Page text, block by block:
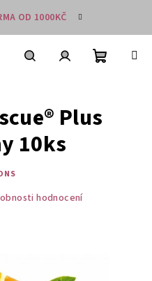
OD 1000KČ
Nákupní
Plus
10ks
hodnocení